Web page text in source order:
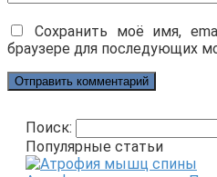
Сохранить моё имя,
браузере для последующих
Поиск:
Популярные статьи